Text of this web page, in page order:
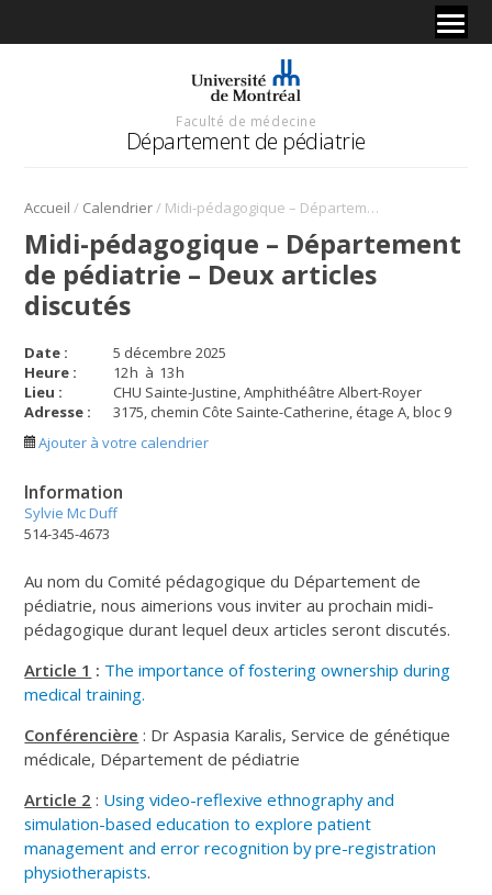
Faculté de médecine
Département de pédiatrie
Accueil / Calendrier/ Midi-pédagogique – Département de pédiatrie – Deux articles discutés
Midi-pédagogique – Département
de pédiatrie – Deux articles
discutés
Date :
5 décembre 2025
Heure :
12h à 13h
Lieu :
CHU Sainte-Justine, Amphithéâtre Albert-Royer
Adresse :
3175, chemin Côte Sainte-Catherine, étage A, bloc 9
Ajouter à votre calendrier
Information
Sylvie Mc Duff
514-345-4673
Au nom du Comité pédagogique du Département de
pédiatrie, nous aimerions vous inviter au prochain midi-
pédagogique durant lequel deux articles seront discutés.
Article 1 : The importance of fostering ownership during
medical training.
Conférencière : Dr Aspasia Karalis, Service de génétique
médicale, Département de pédiatrie
Article 2 : Using video-reflexive ethnography and
simulation-based education to explore patient
management and error recognition by pre-registration
physiotherapists.